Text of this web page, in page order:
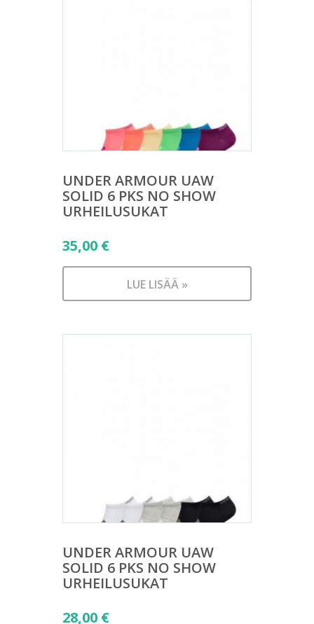
UNDER ARMOUR UAW
SOLID 6 PKS NO SHOW
URHEILUSUKAT
35,00 €
LUE LISÄÄ »
UNDER ARMOUR UAW
SOLID 6 PKS NO SHOW
URHEILUSUKAT
28,00 €